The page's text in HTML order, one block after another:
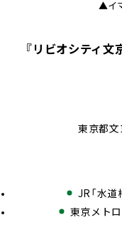
▲イ
『リビオシティ文
東京都
JR「水
東京メト